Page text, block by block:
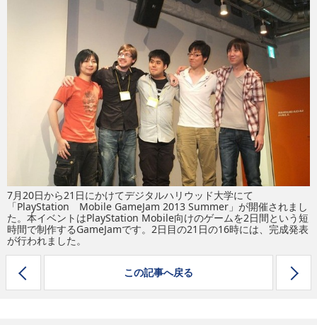
7月20日から21日にかけてデジタルハリウッド大学にて
「PlayStation Mobile GameJam 2013 Summer」が開催されまし
た。本イベントはPlayStation Mobile向けのゲームを2日間という短
時間で制作するGameJamです。2日目の21日の16時には、完成発表
が行われました。
この記事へ戻る